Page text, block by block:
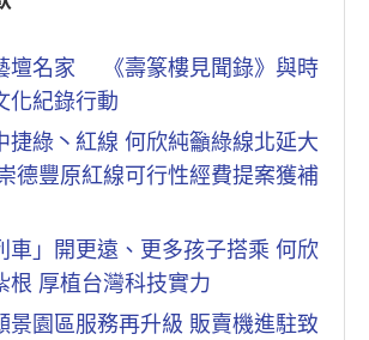
壇名家 《壽篆樓見聞錄》與時
化紀錄行動
捷綠丶紅線 何欣純籲綠線北延大
德豐原紅線可行性經費提案獲補
車」開更遠、更多孩子搭乘 何欣
根 厚植台灣科技實力
景園區服務再升級 販賣機進駐致